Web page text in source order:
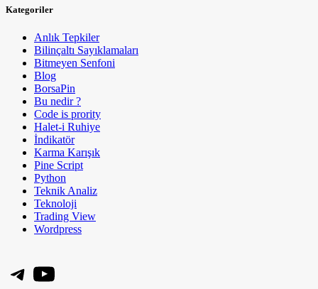
Kategoriler
Anlık Tepkiler
Bilinçaltı Sayıklamaları
Bitmeyen Senfoni
Blog
BorsaPin
Bu nedir ?
Code is prority
Halet-i Ruhiye
İndikatör
Karma Karışık
Pine Script
Python
Teknik Analiz
Teknoloji
Trading View
Wordpress
Telegram
YouTube